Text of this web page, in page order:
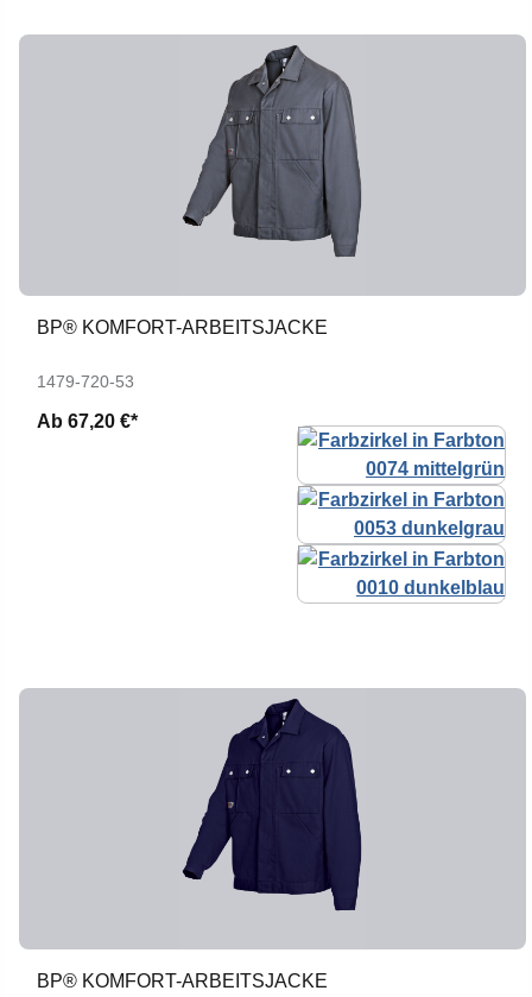
BP® KOMFORT-ARBEITSJACKE
1479-720-53
Ab 67,20 €*
BP® KOMFORT-ARBEITSJACKE